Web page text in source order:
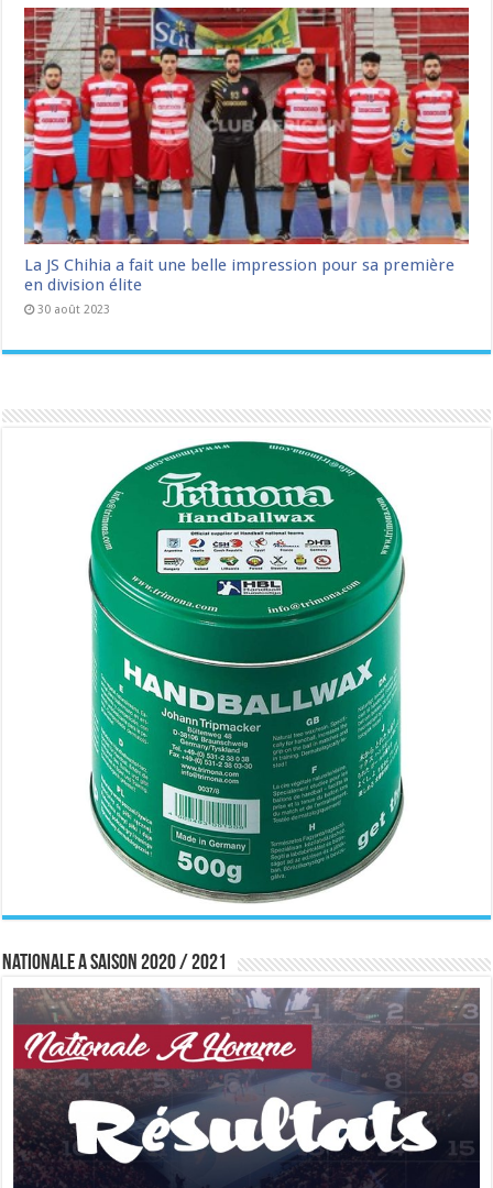
La JS Chihia a fait une belle impression pour sa première
en division élite
30 août 2023
Nationale A saison 2020 / 2021